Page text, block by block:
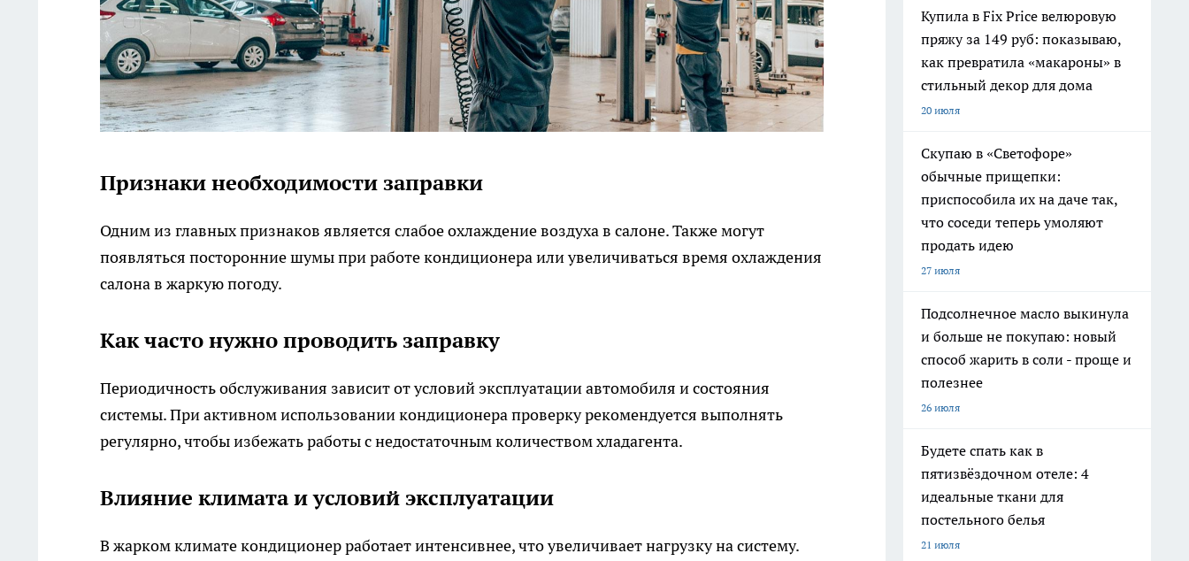
Признаки необходимости заправки
Одним из главных признаков является слабое охлаждение воздуха в салоне. Также могут
появляться посторонние шумы при работе кондиционера или увеличиваться время охлаждения
салона в жаркую погоду.
Как часто нужно проводить заправку
Периодичность обслуживания зависит от условий эксплуатации автомобиля и состояния
системы. При активном использовании кондиционера проверку рекомендуется выполнять
регулярно, чтобы избежать работы с недостаточным количеством хладагента.
Влияние климата и условий эксплуатации
В жарком климате кондиционер работает интенсивнее, что увеличивает нагрузку на систему.
Купила в Fix Price велюровую
пряжу за 149 руб: показываю,
как превратила «макароны» в
стильный декор для дома
20 июля
Скупаю в «Светофоре»
обычные прищепки:
приспособила их на даче так,
что соседи теперь умоляют
продать идею
27 июля
Подсолнечное масло выкинула
и больше не покупаю: новый
способ жарить в соли - проще и
полезнее
26 июля
Будете спать как в
пятизвёздочном отеле: 4
идеальные ткани для
постельного белья
21 июля